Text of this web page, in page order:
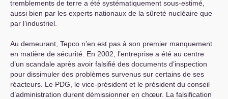
tremblements de terre a été systématiquement sous-estimé,
aussi bien par les experts nationaux de la sûreté nucléaire que
par l’industriel.
Au demeurant, Tepco n’en est pas à son premier manquement
en matière de sécurité. En 2002, l’entreprise a été au centre
d’un scandale après avoir falsifié des documents d’inspection
pour dissimuler des problèmes survenus sur certains de ses
réacteurs. Le PDG , le vice-président et le président du conseil
d’administration durent démissionner en chœur. La falsification